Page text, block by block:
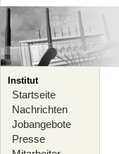
Institut
Startseite
Nachrichten
Jobangebote
Presse